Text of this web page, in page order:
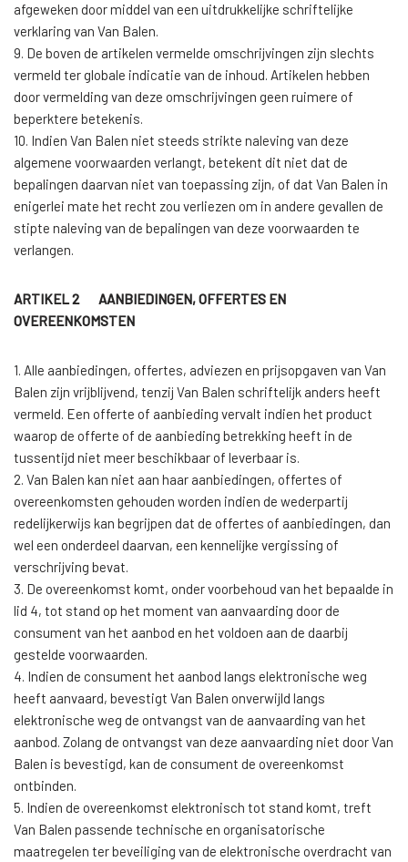
afgeweken door middel van een uitdrukkelijke schriftelijke
verklaring van Van Balen.
9. De boven de artikelen vermelde omschrijvingen zijn slechts
vermeld ter globale indicatie van de inhoud. Artikelen hebben
door vermelding van deze omschrijvingen geen ruimere of
beperktere betekenis.
10. Indien Van Balen niet steeds strikte naleving van deze
algemene voorwaarden verlangt, betekent dit niet dat de
bepalingen daarvan niet van toepassing zijn, of dat Van Balen in
enigerlei mate het recht zou verliezen om in andere gevallen de
stipte naleving van de bepalingen van deze voorwaarden te
verlangen.
ARTIKEL 2 AANBIEDINGEN, OFFERTES EN
OVEREENKOMSTEN
1. Alle aanbiedingen, offertes, adviezen en prijsopgaven van Van
Balen zijn vrijblijvend, tenzij Van Balen schriftelijk anders heeft
vermeld. Een offerte of aanbieding vervalt indien het product
waarop de offerte of de aanbieding betrekking heeft in de
tussentijd niet meer beschikbaar of leverbaar is.
2. Van Balen kan niet aan haar aanbiedingen, offertes of
overeenkomsten gehouden worden indien de wederpartij
redelijkerwijs kan begrijpen dat de offertes of aanbiedingen, dan
wel een onderdeel daarvan, een kennelijke vergissing of
verschrijving bevat.
3. De overeenkomst komt, onder voorbehoud van het bepaalde in
lid 4, tot stand op het moment van aanvaarding door de
consument van het aanbod en het voldoen aan de daarbij
gestelde voorwaarden.
4. Indien de consument het aanbod langs elektronische weg
heeft aanvaard, bevestigt Van Balen onverwijld langs
elektronische weg de ontvangst van de aanvaarding van het
aanbod. Zolang de ontvangst van deze aanvaarding niet door Van
Balen is bevestigd, kan de consument de overeenkomst
ontbinden.
5. Indien de overeenkomst elektronisch tot stand komt, treft
Van Balen passende technische en organisatorische
maatregelen ter beveiliging van de elektronische overdracht van